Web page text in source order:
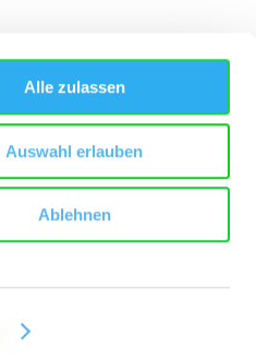
Alle zulassen
Auswahl erlauben
Ablehnen